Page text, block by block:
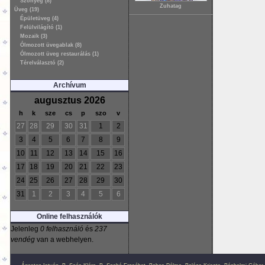
Üveg (19)
Épületüveg (4)
Felülvilágító (1)
Mozaik (3)
Ólmozott üvegablak (8)
Ólmozott üveg restaurálás (1)
Térelválasztó (2)
Archívum
augusztus 2026
h k sze cs p szo v
27 28 29 30 31 1
2
3
4 5 6 7 8
9
10
11 12 13 14 15
16
17
18 19 20 21 22
23
24
25 26 27 28 29
30
31
1 2 3 4 5 6
Online felhasználók
Jelenleg 0 felhasználó és 237
vendég van a webhelyen.
Zuhatag